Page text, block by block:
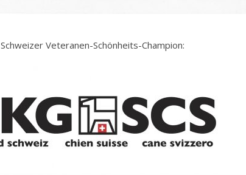
Schweizer Veteranen-Schönheits-Champion: